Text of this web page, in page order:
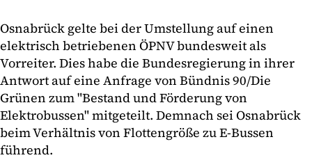
Osnabrück gelte bei der Umstellung auf einen
elektrisch betriebenen ÖPNV bundesweit als
Vorreiter. Dies habe die Bundesregierung in ihrer
Antwort auf eine Anfrage von Bündnis 90/Die
Grünen zum "Bestand und Förderung von
Elektrobussen" mitgeteilt. Demnach sei Osnabrück
beim Verhältnis von Flottengröße zu E-Bussen
führend.